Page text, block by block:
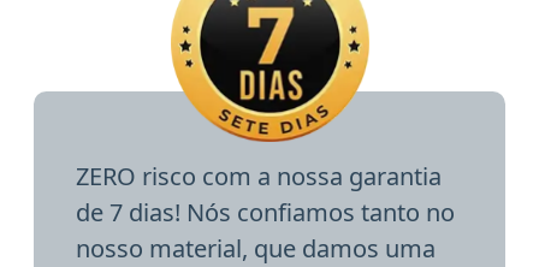
ZERO risco com a nossa garantia
de 7 dias! Nós confiamos tanto no
nosso material, que damos uma